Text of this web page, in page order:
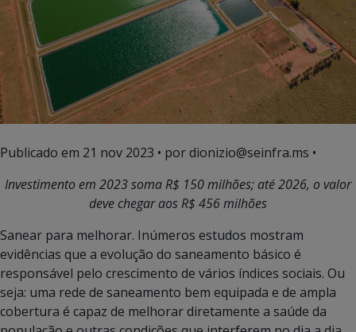
Publicado em 21 nov 2023 • por dionizio@seinfra.ms •
Investimento em 2023 soma R$ 150 milhões; até 2026, o valor
deve chegar aos R$ 456 milhões
Sanear para melhorar. Inúmeros estudos mostram
evidências que a evolução do saneamento básico é
responsável pelo crescimento de vários índices sociais. Ou
seja: uma rede de saneamento bem equipada e de ampla
cobertura é capaz de melhorar diretamente a saúde da